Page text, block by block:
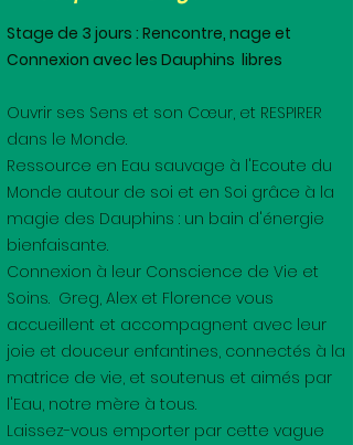
Stage de 3 jours : Rencontre, nage et
Connexion avec les Dauphins libres
Ouvrir ses Sens et son Cœur, et RESPIRER
dans le Monde.
Ressource en Eau sauvage à l'Ecoute du
Monde autour de soi et en Soi grâce à la
magie des Dauphins : un bain d'énergie
bienfaisante.
Connexion à leur Conscience de Vie et
Soins. Greg, Alex et Florence vous
accueillent et accompagnent avec leur
joie et douceur enfantines, connectés à la
matrice de vie, et soutenus et aimés par
l'Eau, notre mère à tous.
Laissez-vous emporter par cette vague